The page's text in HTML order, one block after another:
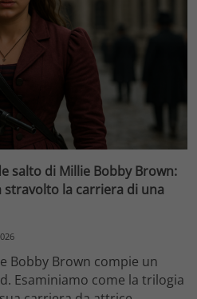
salto di Millie Bobby Brown:
la carriera di una
Bobby Brown compie un
Esaminiamo come la trilogia